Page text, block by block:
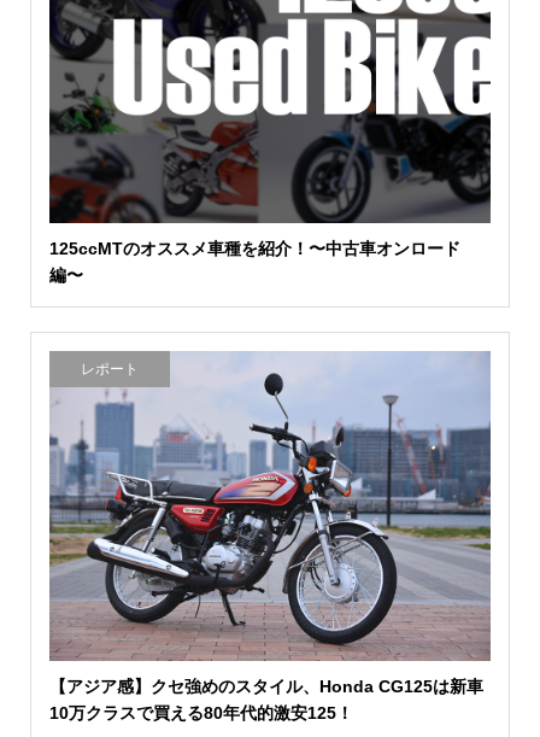
125ccMTのオススメ車種を紹介！〜中古車オンロード
編〜
レポート
【アジア感】クセ強めのスタイル、Honda CG125は新車
10万クラスで買える80年代的激安125！